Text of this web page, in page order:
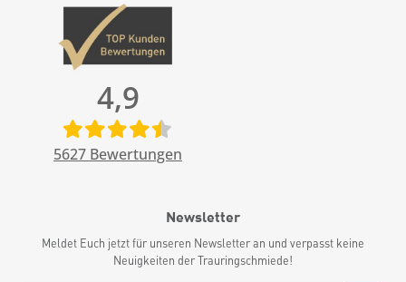
4,9
5627 Bewertungen
Newsletter
Meldet Euch jetzt für unseren Newsletter an und verpasst keine
Neuigkeiten der Trauringschmiede!